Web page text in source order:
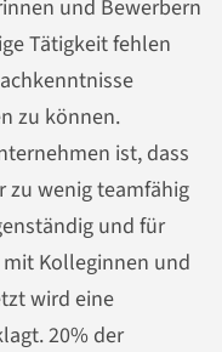
und Bewerbern
Tätigkeit fehlen
zu können.
ist, dass
zu wenig teamfähig
und für
Kolleginnen und
wird eine
20% der